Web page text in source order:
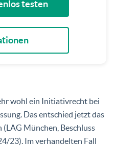
testen
wohl ein Initiativrecht bei
Das entschied jetzt das
München, Beschluss
23). Im verhandelten Fall